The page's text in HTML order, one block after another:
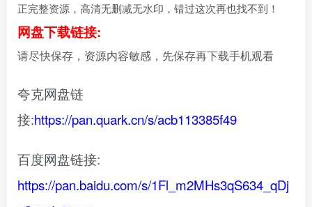
正完整资源，高清无删减无水印，错过这次再也找不到！
网盘下载链接:
请尽快保存，资源内容敏感，先保存再下载手机观看
夸克网盘链
接:https://pan.quark.cn/s/acb113385f49
百度网盘链接:
https://pan.baidu.com/s/1Fl_m2MHs3qS634_qDj